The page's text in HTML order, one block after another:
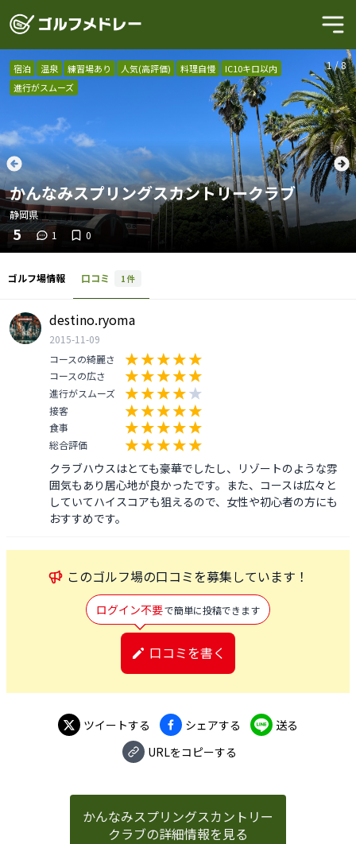
1/8
宿泊 温泉 練習場あり 人気(高評価) 料理自慢
IC10キロ以内
進行がスムーズ
かんなみスプリングスカントリークラブ
静岡県
5 1 0
ゴルフ場情報 口コミ 1 件
destino.ryoma
2015-11-09
コースの綺麗さ
コースの広さ
進行がスムーズ
接客
食事
総合評価
クラブハウスはとても豪華でしたし、リゾートのような雰
囲気もあり居心地が良かったです。また、コースは広々と
していてハイスコアも狙えるので、女性や初心者の方にも
おすすめです。
このゴルフ場の口コミを募集しています！
ログイン不要で簡単に投稿できます
口コミを書く
ツイートする シェアする
送る
URLをコピーする
かんなみスプリングスカントリー
クラブの詳細情報を見る